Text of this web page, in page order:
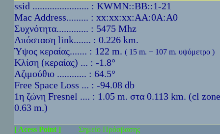
ssid ....................... : KWMN::BB::1-21
Mac Address......... : xx:xx:xx:AA:0A:A0
Συχνότητα............. : 5475 Mhz
Απόσταση link....... : 0.226 km.
Ύψoς κεραίας....... : 122 m. ( 15 m. + 107 m. υψόμετρο )
Κλίση (κεραίας) ... : -1.8°
Αζιμούθιο ............ : 64.5°
Free Space Loss ... : -94.08 db
1η ζώνη Fresnel .... : 1.05 m. στα 0.113 km. (cl zone
0.63 m.)
[ Acess Point ] Σημείο Πρόσβασης